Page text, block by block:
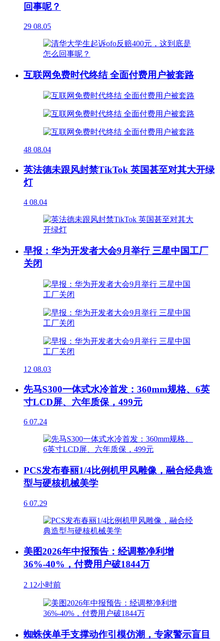
回事呢？
29 08.05
互联网免费时代终结 全面付费用户被套路
48 08.04
英法德未跟风封禁TikTok 英国甚至对其大开绿
灯
4 08.04
早报：华为开发者大会9月举行 三星中国工厂
关闭
12 08.03
先马S300一体式水冷首发：360mm规格、6英
寸LCD屏、六年质保，499元
6 07.24
PCS发布春丽1/4比例机甲风雕像，融合经典造
型与硬核机械美学
6 07.29
美图2026年中报预告：经调整净利增
36%-40%，付费用户破1844万
2 12小时前
蜘蛛侠单手支撑动作引模仿潮，专家警示盲目